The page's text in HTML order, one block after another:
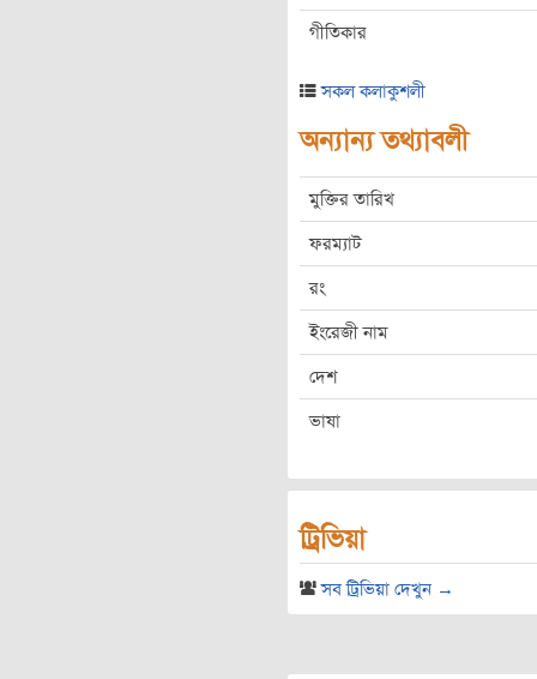
গীতিকার
সকল কলাকুশলী
অন্যান্য তথ্যাবলী
মুক্তির তারিখ
ফরম্যাট
রং
ইংরেজী নাম
দেশ
ভাষা
ট্রিভিয়া
সব ট্রিভিয়া দেখুন →